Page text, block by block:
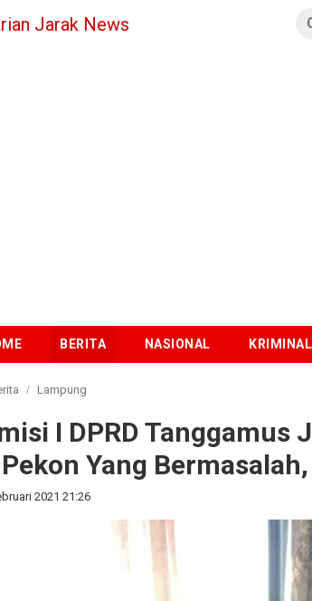
BERITA NASIONAL KRIMINAL
Lampung
I DPRD Tanggamus
Yang
2021 21:26